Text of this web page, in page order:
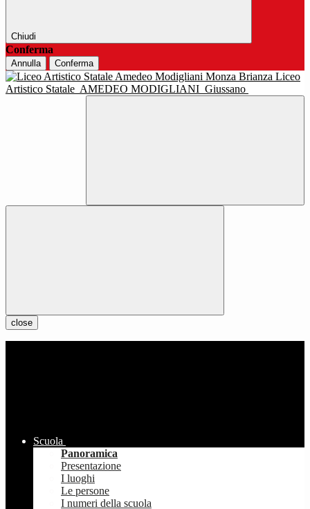
Chiudi
Conferma
Annulla Conferma
Liceo
Artistico Statale AMEDEO MODIGLIANI Giussano
close
Scuola
Panoramica
Presentazione
I luoghi
Le persone
I numeri della scuola